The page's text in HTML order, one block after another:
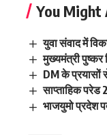
You Might
युवा संवाद में
मुख्यमंत्री पुष्कर
DM के प्रयासों
साप्ताहिक परेड
भाजयुमो प्रदेश